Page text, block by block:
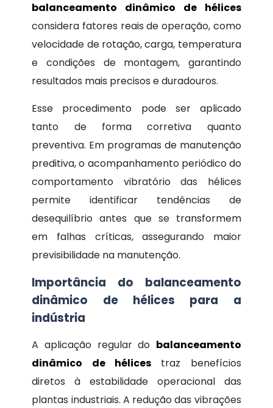
balanceamento dinâmico de hélices
considera fatores reais de operação, como
velocidade de rotação, carga, temperatura
e condições de montagem, garantindo
resultados mais precisos e duradouros.
Esse procedimento pode ser aplicado
tanto de forma corretiva quanto
preventiva. Em programas de manutenção
preditiva, o acompanhamento periódico do
comportamento vibratório das hélices
permite identificar tendências de
desequilíbrio antes que se transformem
em falhas críticas, assegurando maior
previsibilidade na manutenção.
Importância do balanceamento
dinâmico de hélices para a
indústria
A aplicação regular do balanceamento
dinâmico de hélices traz benefícios
diretos à estabilidade operacional das
plantas industriais. A redução das vibrações